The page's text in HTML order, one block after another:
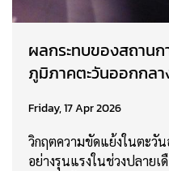
ผลกระทบของสถาน
ภูมิภาคตะวันออกกล
Friday, 17 Apr 2026
วิกฤตความขัดแย้งในตะวั
อย่างรุนแรงในช่วงปลาย